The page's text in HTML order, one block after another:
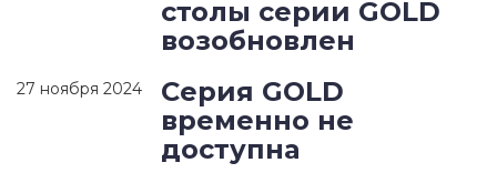
столы серии GOLD
возобновлен
27 ноября 2024
Серия GOLD
временно не
доступна